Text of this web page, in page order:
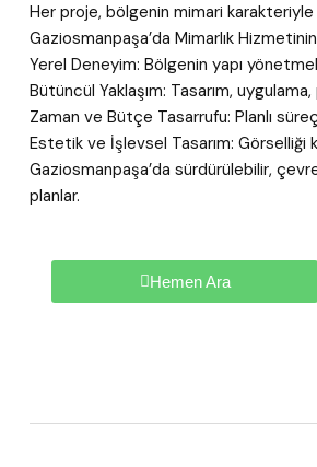
Her proje, bölgenin mimari karakteriyle
Gaziosmanpaşa’da Mimarlık
Yerel Deneyim: Bölgenin yapı
Bütüncül Yaklaşım: Tasarım,
Zaman ve Bütçe Tasarrufu: Planlı
Estetik ve İşlevsel Tasarım: Görselliği
Gaziosmanpaşa’da sürdürülebilir,
planlar.
Hemen Ara